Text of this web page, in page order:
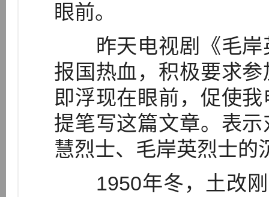
眼前。
昨天电视剧《毛岸
报国热血，积极要求
即浮现在眼前，促使
提笔写这篇文章。表
慧烈士、毛岸英烈士的
1950年冬，土改刚